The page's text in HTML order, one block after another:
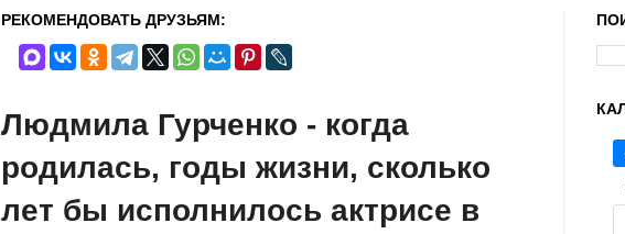
РЕКОМЕНДОВАТЬ ДРУЗЬЯМ:
Людмила Гурченко - когда
родилась, годы жизни, сколько
лет бы исполнилось актрисе в